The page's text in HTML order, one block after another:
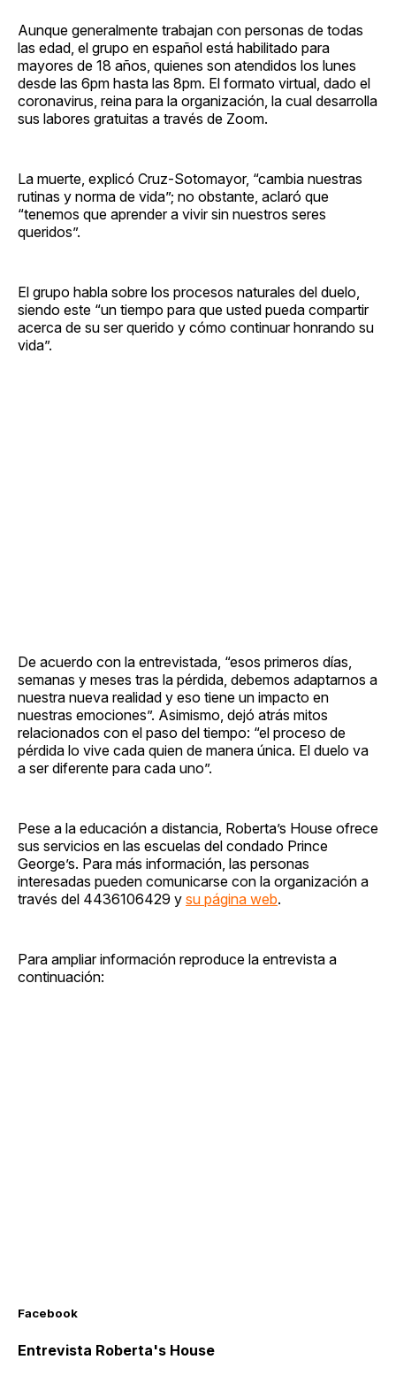
Aunque generalmente trabajan con personas de todas
las edad, el grupo en español está habilitado para
mayores de 18 años, quienes son atendidos los lunes
desde las 6pm hasta las 8pm. El formato virtual, dado el
coronavirus, reina para la organización, la cual desarrolla
sus labores gratuitas a través de Zoom.
La muerte, explicó Cruz-Sotomayor, “cambia nuestras
rutinas y norma de vida”; no obstante, aclaró que
“tenemos que aprender a vivir sin nuestros seres
queridos”.
El grupo habla sobre los procesos naturales del duelo,
siendo este “un tiempo para que usted pueda compartir
acerca de su ser querido y cómo continuar honrando su
vida”.
De acuerdo con la entrevistada, “esos primeros días,
semanas y meses tras la pérdida, debemos adaptarnos a
nuestra nueva realidad y eso tiene un impacto en
nuestras emociones”. Asimismo, dejó atrás mitos
relacionados con el paso del tiempo: “el proceso de
pérdida lo vive cada quien de manera única. El duelo va
a ser diferente para cada uno”.
Pese a la educación a distancia, Roberta’s House ofrece
sus servicios en las escuelas del condado Prince
George’s. Para más información, las personas
interesadas pueden comunicarse con la organización a
través del 4436106429 y su página web.
Para ampliar información reproduce la entrevista a
continuación:
Facebook
Entrevista Roberta's House